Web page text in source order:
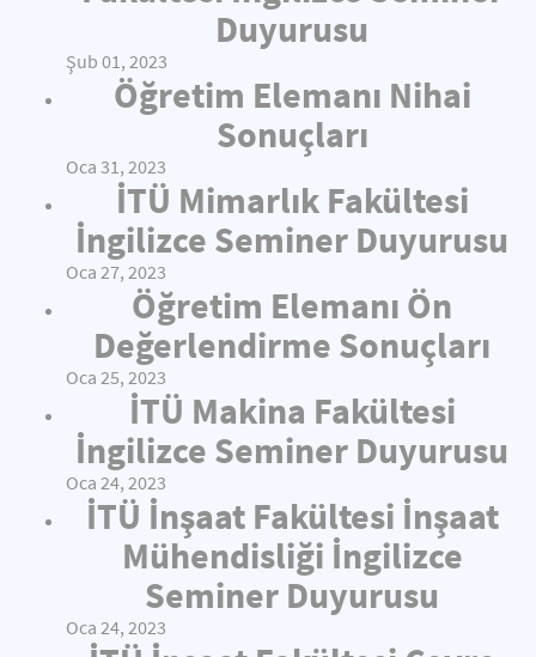
Duyurusu
Şub 01, 2023
Öğretim Elemanı Nihai
Sonuçları
Oca 31, 2023
İTÜ Mimarlık Fakültesi
İngilizce Seminer Duyurusu
Oca 27, 2023
Öğretim Elemanı Ön
Değerlendirme Sonuçları
Oca 25, 2023
İTÜ Makina Fakültesi
İngilizce Seminer Duyurusu
Oca 24, 2023
İTÜ İnşaat Fakültesi İnşaat
Mühendisliği İngilizce
Seminer Duyurusu
Oca 24, 2023